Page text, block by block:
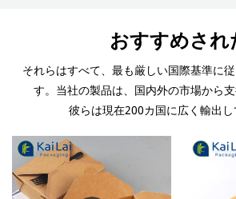
おすすめされ
それらはすべて、最も厳しい国際基準に
す。当社の製品は、国内外の市場から支
彼らは現在200カ国に広く輸出し